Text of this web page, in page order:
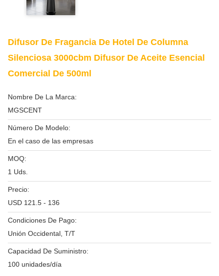
Difusor De Fragancia De Hotel De Columna
Silenciosa 3000cbm Difusor De Aceite Esencial
Comercial De 500ml
Nombre De La Marca:
MGSCENT
Número De Modelo:
En el caso de las empresas
MOQ:
1 Uds.
Precio:
USD 121.5 - 136
Condiciones De Pago:
Unión Occidental, T/T
Capacidad De Suministro:
100 unidades/día